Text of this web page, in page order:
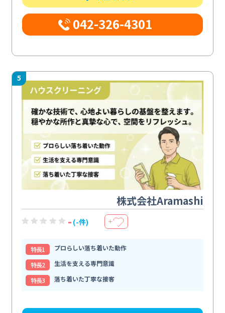
042-326-4301
5
株式会社Aramashi
- (-件) ＋
特⻑1
プロらしい落ち着いた動作
特⻑2
生活を支える専門意識
特⻑3
落ち着いた丁寧な接客